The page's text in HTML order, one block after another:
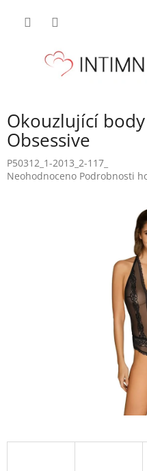
Okouzlující
Obsessive
P50312_1-2013_2-117_
Průměrné
Neohodnoceno Podrobnosti